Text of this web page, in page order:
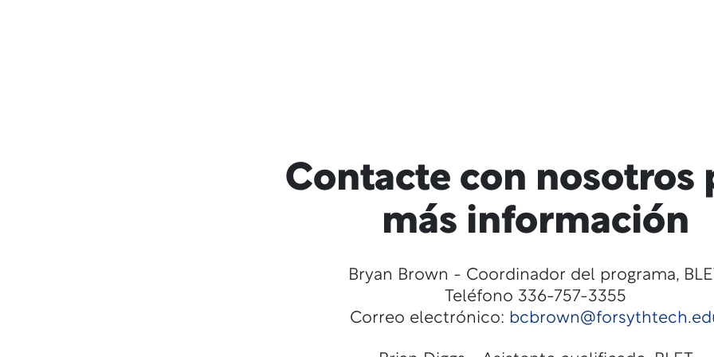
Contacte con nosotros
más información
Bryan Brown - Coordinador del programa, BLET
Teléfono 336-757-3355
Correo electrónico: